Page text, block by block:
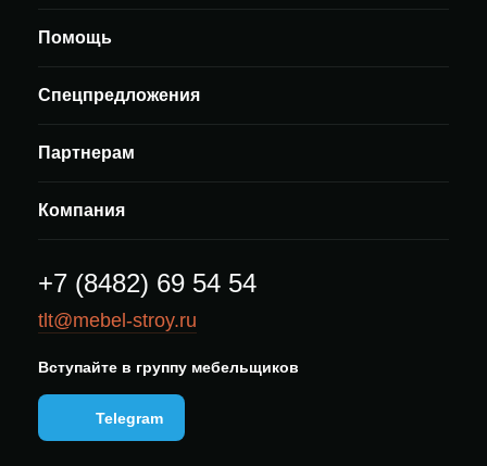
Помощь
Спецпредложения
Партнерам
Компания
+7 (8482) 69 54 54
tlt@mebel-stroy.ru
Вступайте в группу мебельщиков
Telegram